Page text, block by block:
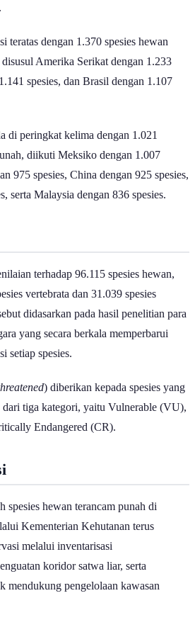
teratas dengan 1.370 spesies hewan
disusul Amerika Serikat dengan 1.233
spesies, dan Brasil dengan 1.107
di peringkat kelima dengan 1.021
diikuti Meksiko dengan 1.007
975 spesies, China dengan 925 spesies,
serta Malaysia dengan 836 spesies.
terhadap 96.115 spesies hewan,
vertebrata dan 31.039 spesies
didasarkan pada hasil penelitian para
yang secara berkala memperbarui
setiap spesies.
) diberikan kepada spesies yang
dari tiga kategori, yaitu Vulnerable (VU),
Endangered (CR).
hewan terancam punah di
Kementerian Kehutanan terus
melalui inventarisasi
koridor satwa liar, serta
mendukung pengelolaan kawasan